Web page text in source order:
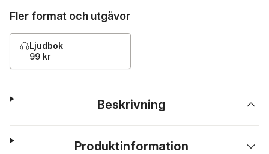
Fler format och utgåvor
Ljudbok
99 kr
Beskrivning
Produktinformation